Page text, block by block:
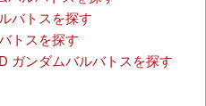
バトスを探す
トスを探す
ガンダムバルバトスを探す